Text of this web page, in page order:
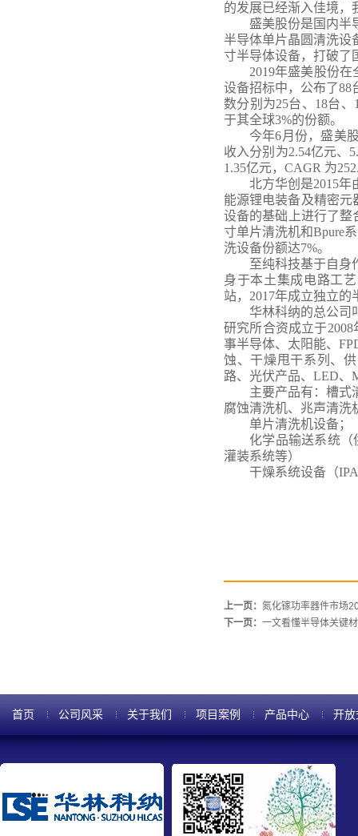
的发展已经渐入佳境，
盛美股份是国内半
半导体单片晶圆清洗设
寸半导体设备，打破了
2019年盛美股份
设备招标中，公布了88
数分别为25台、18台
于其全球3%的份额。
今年6月份，盛美
收入分别为2.54亿元、
1.35亿元，CAGR 为
北方华创是2015年
能源锂电装备及精密元
设备的基础上进行了整
寸单片清洗机和Bpure
洗设备份额达7%。
至纯科技基于自身
身于本土集成电路工
站，2017年成立独立
华林科纳的总公司
研究所合资成立于
事半导体、太阳能、
蚀、干燥甩干系列、
路、光伏产品、LED、
主要产品有：槽式
腐蚀清洗机、兆声清洗
单片清洗机设备；
化学品输送系统
灌装系统等）
干燥系统设备（
上一页： 氮化镓功率器件市场
下一页： 一文看懂半导体关键
首页 公司风采 关于我们 项目案例 产品中心 开放